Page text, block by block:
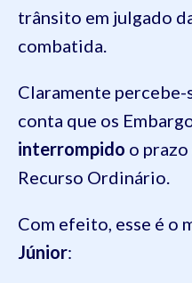
trânsito em julgado
combatida.
Claramente percebe-
conta que os
interrompido o
Recurso Ordinário.
Com efeito, esse é o
Júnior: